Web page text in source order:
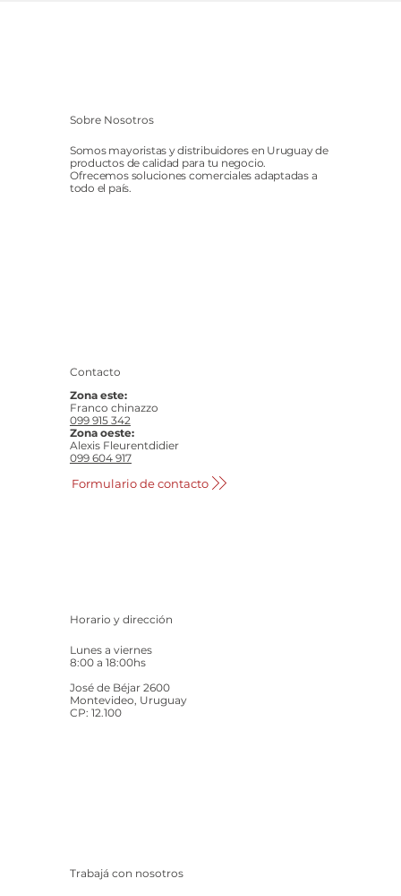
Sobre Nosotros
Somos mayoristas y distribuidores en Uruguay de
productos de calidad para tu negocio.
Ofrecemos soluciones comerciales adaptadas a
todo el país.
Contacto
Zona este:
Franco chinazzo
099 915 342
Zona oeste:
Alexis Fleurentdidier
099 604 917
Formulario de contacto
Horario y dirección
Lunes a viernes
8:00 a 18:00hs
José de Béjar 2600
Montevideo, Uruguay
CP: 12.100
Trabajá con nosotros